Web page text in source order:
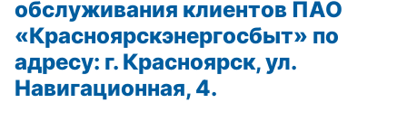
обслуживания клиентов ПАО
«Красноярскэнергосбыт» по
адресу: г. Красноярск, ул.
Навигационная, 4.